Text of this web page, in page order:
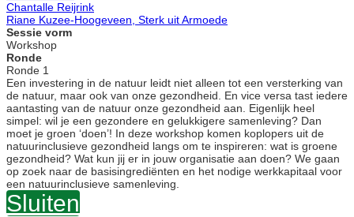
Chantalle Reijrink
Riane Kuzee-Hoogeveen, Sterk uit Armoede
Sessie vorm
Workshop
Ronde
Ronde 1
Een investering in de natuur leidt niet alleen tot een versterking van
de natuur, maar ook van onze gezondheid. En vice versa tast iedere
aantasting van de natuur onze gezondheid aan. Eigenlijk heel
simpel: wil je een gezondere en gelukkigere samenleving? Dan
moet je groen ‘doen’! In deze workshop komen koplopers uit de
natuurinclusieve gezondheid langs om te inspireren: wat is groene
gezondheid? Wat kun jij er in jouw organisatie aan doen? We gaan
op zoek naar de basisingrediënten en het nodige werkkapitaal voor
een natuurinclusieve samenleving.
Sluiten